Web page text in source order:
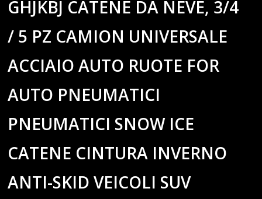
GHJKBJ CATENE DA NEVE, 3/4
/ 5 PZ CAMION UNIVERSALE
ACCIAIO AUTO RUOTE FOR
AUTO PNEUMATICI
PNEUMATICI SNOW ICE
CATENE CINTURA INVERNO
ANTI-SKID VEICOLI SUV